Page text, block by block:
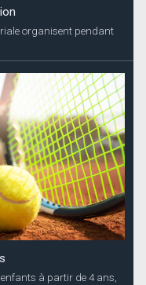
organisent pendant
à partir de 4 ans,